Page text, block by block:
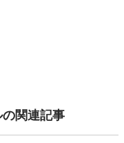
関連記事